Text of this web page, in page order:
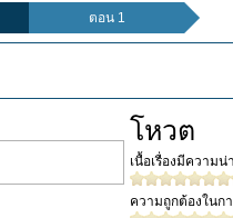
ตอน 1
โหวต
เนื้อเรื่องมีความน่
ความถูกต้องในก